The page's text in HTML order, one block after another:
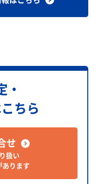
・
ちら
せ
扱い
あります